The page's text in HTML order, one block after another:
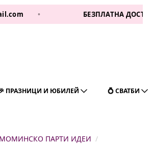
• БЕЗПЛАТНА ДОСТАВКА ЗА 1
ПРАЗНИЦИ И ЮБИЛЕЙ 💍 СВАТБИ
ПАРТИ ИДЕИ